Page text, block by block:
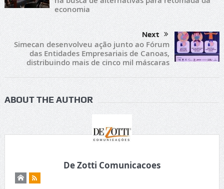
economia
Next
Simecan desenvolveu ação junto ao Fórum
das Entidades Empresariais de Canoas,
distribuindo mais de cinco mil máscaras
ABOUT THE AUTHOR
De Zotti Comunicacoes